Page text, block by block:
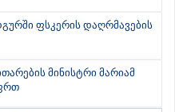
ფსკერის დაღრმავების
მინისტრი მარიამ